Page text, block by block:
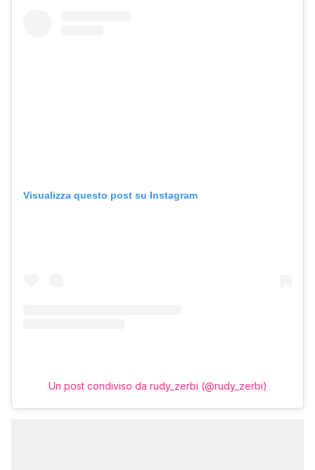
Visualizza questo post su Instagram
Un post condiviso da rudy_zerbi (@rudy_zerbi)